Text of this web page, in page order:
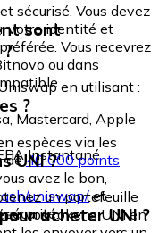
sécurisé. Vous devez
votre identité et
Vous recevrez
ou dans
sont
en utilisant :
Mastercard, Apple
Instantané
?
espèces via les
de40 000 points
avez le bon,
uniswap/et
UNI ?
un portefeuille
vos tokens UNI en
acheter UNI ?